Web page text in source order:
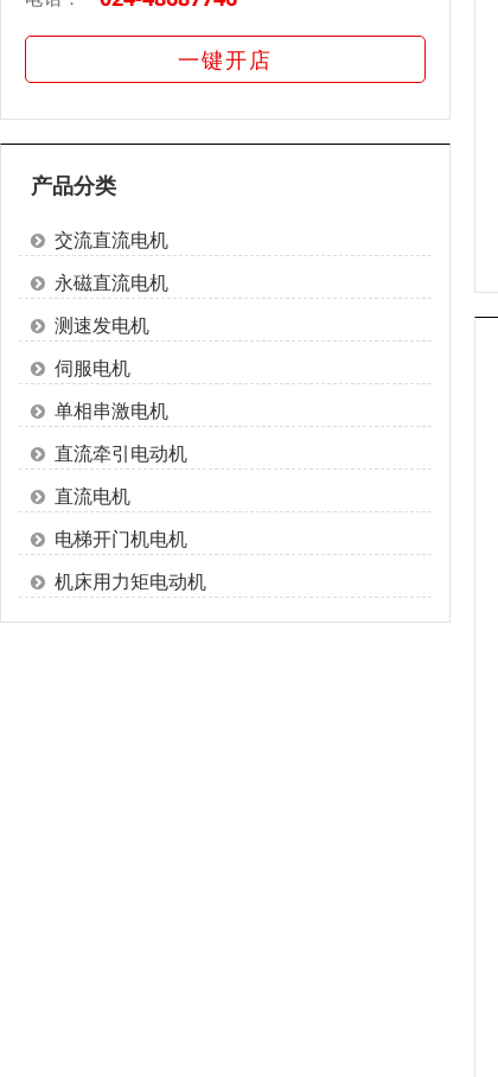
一键开店
产品分类
交流直流电机
永磁直流电机
测速发电机
伺服电机
单相串激电机
直流牵引电动机
直流电机
电梯开门机电机
机床用力矩电动机